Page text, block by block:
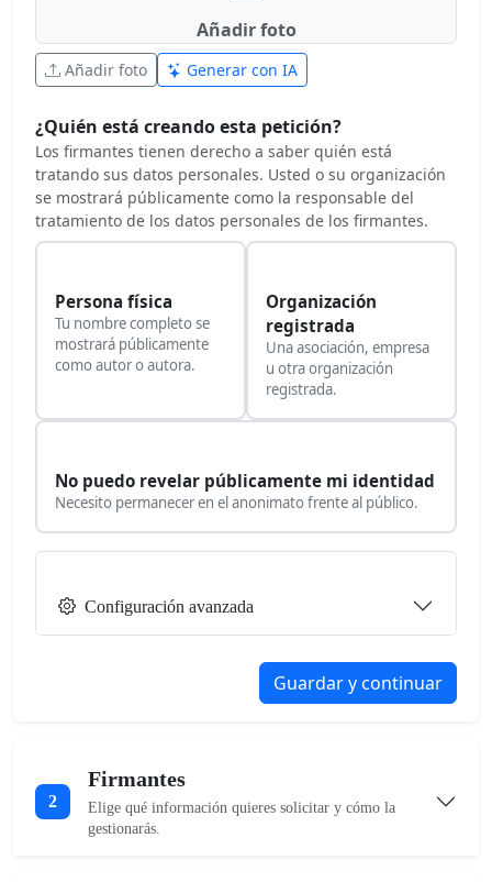
Añadir foto
Añadir foto Generar con IA
¿Quién está creando esta petición?
Los firmantes tienen derecho a saber quién está
tratando sus datos personales. Usted o su organización
se mostrará públicamente como la responsable del
tratamiento de los datos personales de los firmantes.
Persona física
Tu nombre completo se
mostrará públicamente
como autor o autora.
Organización
registrada
Una asociación, empresa
u otra organización
registrada.
No puedo revelar públicamente mi identidad
Necesito permanecer en el anonimato frente al público.
Configuración avanzada
Guardar y continuar
2
Firmantes
Elige qué información quieres solicitar y cómo la
gestionarás.